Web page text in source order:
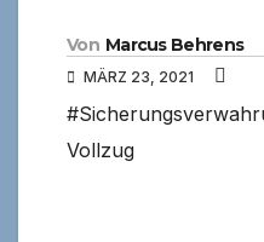
Von Marcus Behrens
MÄRZ 23, 2021
Vollzug